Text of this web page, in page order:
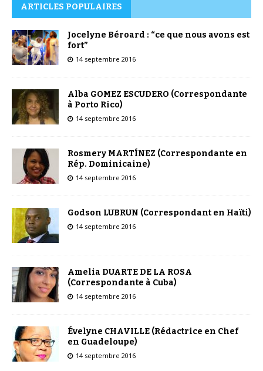
ARTICLES POPULAIRES
Jocelyne Béroard : “ce que nous avons est
fort”
14 septembre 2016
Alba GOMEZ ESCUDERO (Correspondante
à Porto Rico)
14 septembre 2016
Rosmery MARTÍNEZ (Correspondante en
Rép. Dominicaine)
14 septembre 2016
Godson LUBRUN (Correspondant en Haïti)
14 septembre 2016
Amelia DUARTE DE LA ROSA
(Correspondante à Cuba)
14 septembre 2016
Évelyne CHAVILLE (Rédactrice en Chef
en Guadeloupe)
14 septembre 2016